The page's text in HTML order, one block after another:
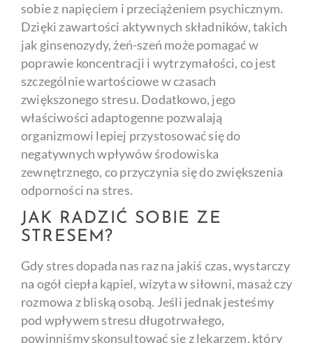
sobie z napięciem i przeciążeniem psychicznym.
Dzięki zawartości aktywnych składników, takich
jak ginsenozydy, żeń-szeń może pomagać w
poprawie koncentracji i wytrzymałości, co jest
szczególnie wartościowe w czasach
zwiększonego stresu. Dodatkowo, jego
właściwości adaptogenne pozwalają
organizmowi lepiej przystosować się do
negatywnych wpływów środowiska
zewnętrznego, co przyczynia się do zwiększenia
odporności na stres.
JAK RADZIĆ SOBIE ZE
STRESEM?
Gdy stres dopada nas raz na jakiś czas, wystarczy
na ogół ciepła kąpiel, wizyta w siłowni, masaż czy
rozmowa z bliską osobą. Jeśli jednak jesteśmy
pod wpływem stresu długotrwałego,
powinniśmy skonsultować się z lekarzem, który